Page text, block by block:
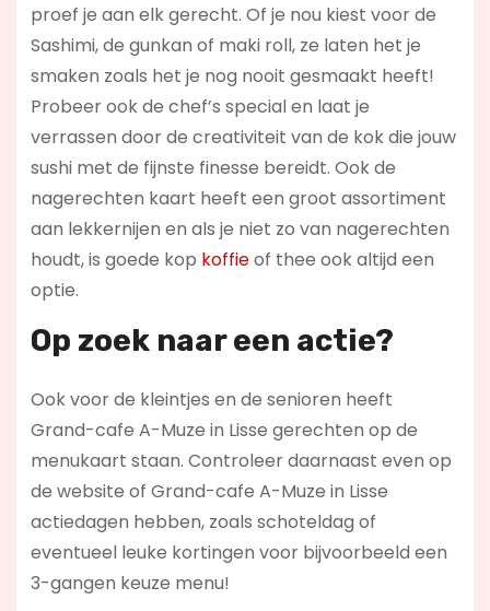
proef je aan elk gerecht. Of je nou kiest voor de
Sashimi, de gunkan of maki roll, ze laten het je
smaken zoals het je nog nooit gesmaakt heeft!
Probeer ook de chef’s special en laat je
verrassen door de creativiteit van de kok die jouw
sushi met de fijnste finesse bereidt. Ook de
nagerechten kaart heeft een groot assortiment
aan lekkernijen en als je niet zo van nagerechten
houdt, is goede kop koffieof thee ook altijd een
optie.
Op zoek naar een actie?
Ook voor de kleintjes en de senioren heeft
Grand-cafe A-Muze in Lisse gerechten op de
menukaart staan. Controleer daarnaast even op
de website of Grand-cafe A-Muze in Lisse
actiedagen hebben, zoals schoteldag of
eventueel leuke kortingen voor bijvoorbeeld een
3-gangen keuze menu!